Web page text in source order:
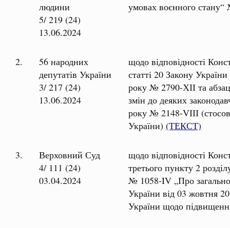
людини
5/ 219 (24)
13.06.2024
умовах воєнного
2.
56 народних
депутатів України
3/ 217 (24)
13.06.2024
щодо відповідності
статті 20 Закону
року № 2790-ХІІ та
змін до деяких
року № 2148-VІІІ
України) (ТЕКСТ)
3.
Верховний Суд
4/ 111 (24)
03.04.2024
щодо відповідності
третього пункту 2
№ 1058-IV „Про
України від 03 жовтня
України щодо